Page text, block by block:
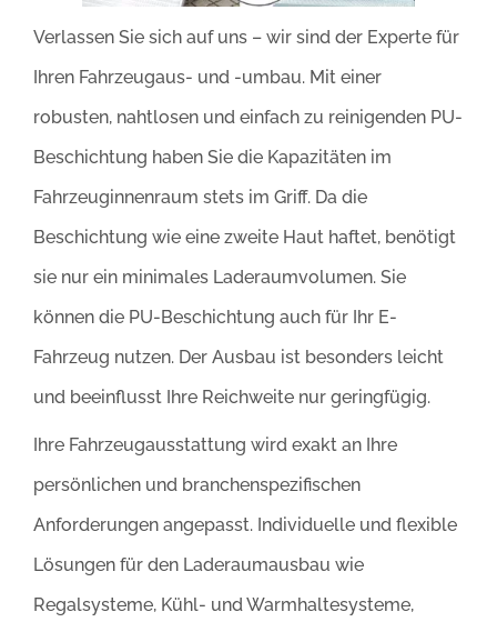
Verlassen Sie sich auf uns – wir sind der Experte für
Ihren Fahrzeugaus- und -umbau. Mit einer
robusten, nahtlosen und einfach zu reinigenden PU-
Beschichtung haben Sie die Kapazitäten im
Fahrzeuginnenraum stets im Griff. Da die
Beschichtung wie eine zweite Haut haftet, benötigt
sie nur ein minimales Laderaumvolumen. Sie
können die PU-Beschichtung auch für Ihr E-
Fahrzeug nutzen. Der Ausbau ist besonders leicht
und beeinflusst Ihre Reichweite nur geringfügig.
Ihre Fahrzeugausstattung wird exakt an Ihre
persönlichen und branchenspezifischen
Anforderungen angepasst. Individuelle und flexible
Lösungen für den Laderaumausbau wie
Regalsysteme, Kühl- und Warmhaltesysteme,